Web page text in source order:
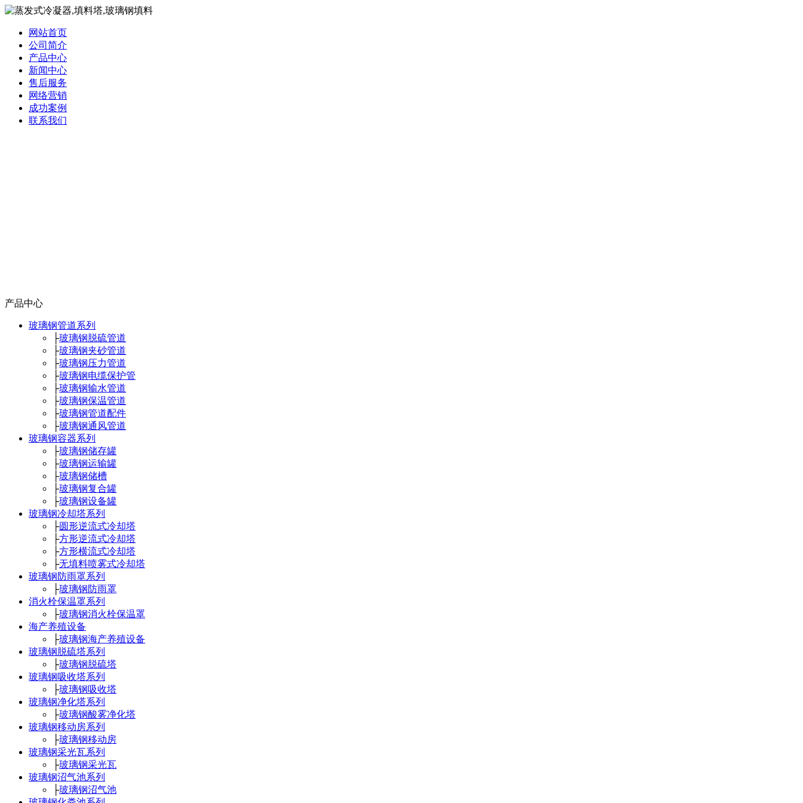
网站首页
公司简介
产品中心
新闻中心
售后服务
网络营销
成功案例
联系我们
产品中心
玻璃钢管道系列
├玻璃钢脱硫管道
├玻璃钢夹砂管道
├玻璃钢压力管道
├玻璃钢电缆保护管
├玻璃钢输水管道
├玻璃钢保温管道
├玻璃钢管道配件
├玻璃钢通风管道
玻璃钢容器系列
├玻璃钢储存罐
├玻璃钢运输罐
├玻璃钢储槽
├玻璃钢复合罐
├玻璃钢设备罐
玻璃钢冷却塔系列
├圆形逆流式冷却塔
├方形逆流式冷却塔
├方形横流式冷却塔
├无填料喷雾式冷却塔
玻璃钢防雨罩系列
├玻璃钢防雨罩
消火栓保温罩系列
├玻璃钢消火栓保温罩
海产养殖设备
├玻璃钢海产养殖设备
玻璃钢脱硫塔系列
├玻璃钢脱硫塔
玻璃钢吸收塔系列
├玻璃钢吸收塔
玻璃钢净化塔系列
├玻璃钢酸雾净化塔
玻璃钢移动房系列
├玻璃钢移动房
玻璃钢采光瓦系列
├玻璃钢采光瓦
玻璃钢沼气池系列
├玻璃钢沼气池